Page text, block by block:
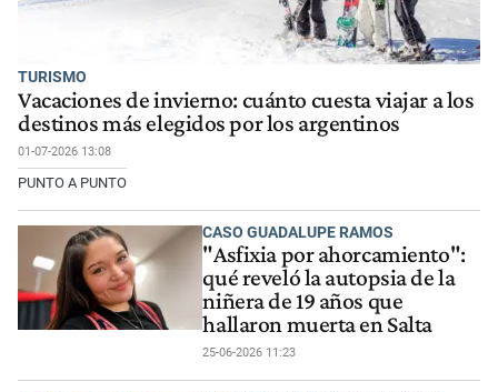
TURISMO
Vacaciones de invierno: cuánto cuesta viajar a los
destinos más elegidos por los argentinos
01-07-2026 13:08
PUNTO A PUNTO
CASO GUADALUPE RAMOS
"Asfixia por ahorcamiento":
qué reveló la autopsia de la
niñera de 19 años que
hallaron muerta en Salta
25-06-2026 11:23